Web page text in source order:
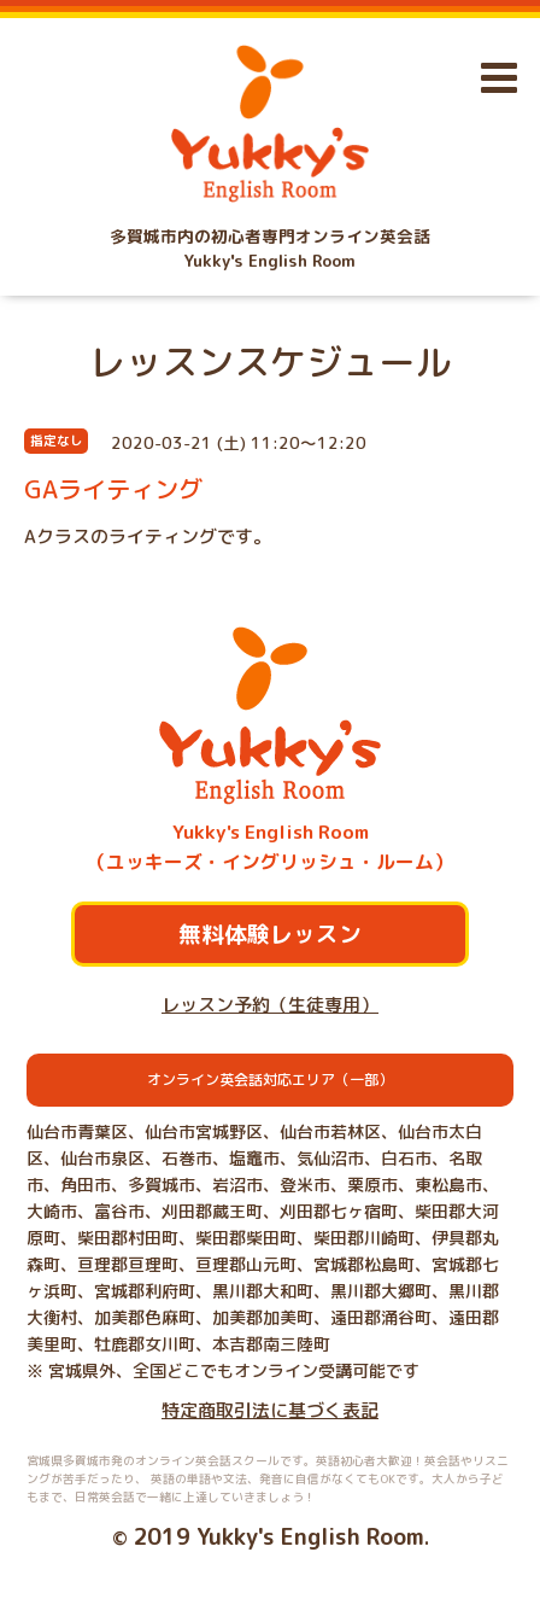
多賀城市内の初心者専門オンライン英会話
Yukky's English Room
レッスンスケジュール
指定なし 2020-03-21 (土) 11:20～12:20
GAライティング
Aクラスのライティングです。
Yukky's English Room
（ユッキーズ・イングリッシュ・ルーム）
無料体験レッスン
レッスン予約（生徒専用）
オンライン英会話対応エリア（一部）
仙台市青葉区、仙台市宮城野区、仙台市若林区、仙台市太白
区、仙台市泉区、石巻市、塩竈市、気仙沼市、白石市、名取
市、角田市、多賀城市、岩沼市、登米市、栗原市、東松島市、
大崎市、富谷市、刈田郡蔵王町、刈田郡七ヶ宿町、柴田郡大河
原町、柴田郡村田町、柴田郡柴田町、柴田郡川崎町、伊具郡丸
森町、亘理郡亘理町、亘理郡山元町、宮城郡松島町、宮城郡七
ヶ浜町、宮城郡利府町、黒川郡大和町、黒川郡大郷町、黒川郡
大衡村、加美郡色麻町、加美郡加美町、遠田郡涌谷町、遠田郡
美里町、牡鹿郡女川町、本吉郡南三陸町
※ 宮城県外、全国どこでもオンライン受講可能です
特定商取引法に基づく表記
宮城県多賀城市発のオンライン英会話スクールです。英語初心者大歓迎！英会話やリスニ
ングが苦手だったり、
英語の単語や文法、発音に自信がなくてもOKです。大人から子ど
もまで、日常英会話で一緒に上達していきましょう！
© 2019 Yukky's English Room.